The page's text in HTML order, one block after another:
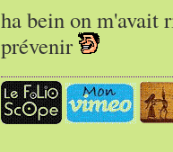
ha bein on m'avait
prévenir